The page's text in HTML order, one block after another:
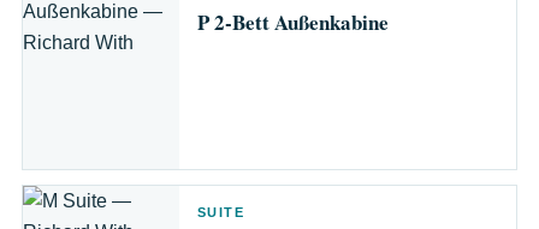
P 2-Bett Außenkabine
SUITE